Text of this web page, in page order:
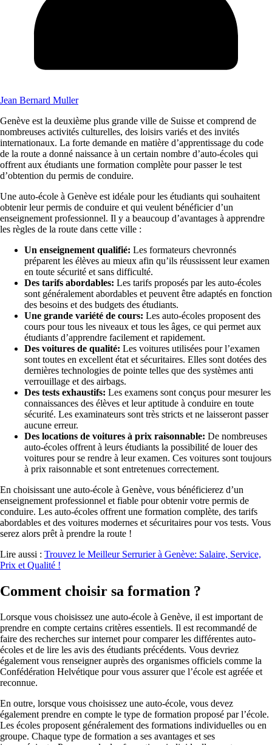
Jean Bernard Muller
Genève est la deuxième plus grande ville de Suisse et comprend de
nombreuses activités culturelles, des loisirs variés et des invités
internationaux. La forte demande en matière d’apprentissage du code
de la route a donné naissance à un certain nombre d’auto-écoles qui
offrent aux étudiants une formation complète pour passer le test
d’obtention du permis de conduire.
Une auto-école à Genève est idéale pour les étudiants qui souhaitent
obtenir leur permis de conduire et qui veulent bénéficier d’un
enseignement professionnel. Il y a beaucoup d’avantages à apprendre
les règles de la route dans cette ville :
Un enseignement qualifié: Les formateurs chevronnés
préparent les élèves au mieux afin qu’ils réussissent leur examen
en toute sécurité et sans difficulté.
Des tarifs abordables: Les tarifs proposés par les auto-écoles
sont généralement abordables et peuvent être adaptés en fonction
des besoins et des budgets des étudiants.
Une grande variété de cours: Les auto-écoles proposent des
cours pour tous les niveaux et tous les âges, ce qui permet aux
étudiants d’apprendre facilement et rapidement.
Des voitures de qualité: Les voitures utilisées pour l’examen
sont toutes en excellent état et sécuritaires. Elles sont dotées des
dernières technologies de pointe telles que des systèmes anti
verrouillage et des airbags.
Des tests exhaustifs: Les examens sont conçus pour mesurer les
connaissances des élèves et leur aptitude à conduire en toute
sécurité. Les examinateurs sont très stricts et ne laisseront passer
aucune erreur.
Des locations de voitures à prix raisonnable: De nombreuses
auto-écoles offrent à leurs étudiants la possibilité de louer des
voitures pour se rendre à leur examen. Ces voitures sont toujours
à prix raisonnable et sont entretenues correctement.
En choisissant une auto-école à Genève, vous bénéficierez d’un
enseignement professionnel et fiable pour obtenir votre permis de
conduire. Les auto-écoles offrent une formation complète, des tarifs
abordables et des voitures modernes et sécuritaires pour vos tests. Vous
serez alors prêt à prendre la route !
Lire aussi : Trouvez le Meilleur Serrurier à Genève: Salaire, Service,
Prix et Qualité !
Comment choisir sa formation ?
Lorsque vous choisissez une auto-école à Genève, il est important de
prendre en compte certains critères essentiels. Il est recommandé de
faire des recherches sur internet pour comparer les différentes auto-
écoles et de lire les avis des étudiants précédents. Vous devriez
également vous renseigner auprès des organismes officiels comme la
Confédération Helvétique pour vous assurer que l’école est agréée et
reconnue.
En outre, lorsque vous choisissez une auto-école, vous devez
également prendre en compte le type de formation proposé par l’école.
Les écoles proposent généralement des formations individuelles ou en
groupe. Chaque type de formation a ses avantages et ses